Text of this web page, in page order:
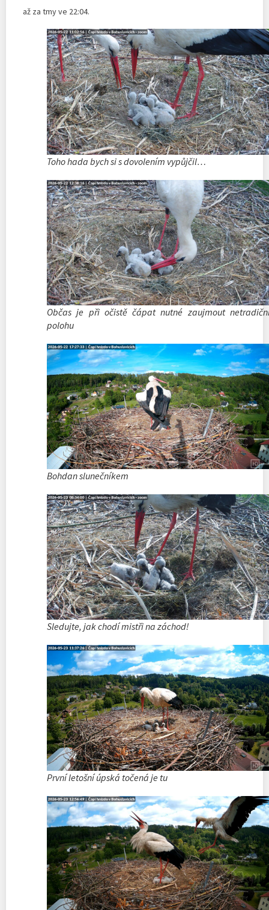
až za tmy ve 22:04.
Toho hada bych si s dovolením vypůjčil…
Občas je při očistě čápat nutné zaujmout
polohu
Bohdan slunečníkem
Sledujte, jak chodí mistři na záchod!
První letošní úpská točená je tu